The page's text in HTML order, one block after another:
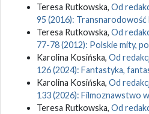
Teresa Rutkowska, Od
95 (2016): Transnarodowość
Teresa Rutkowska, Od
77-78 (2012): Polskie mity,
Karolina Kosińska, Od
126 (2024): Fantastyka,
Karolina Kosińska, Od
133 (2026): Filmoznawstwo
Teresa Rutkowska, Od